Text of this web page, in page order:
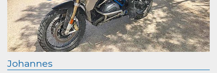
Johannes